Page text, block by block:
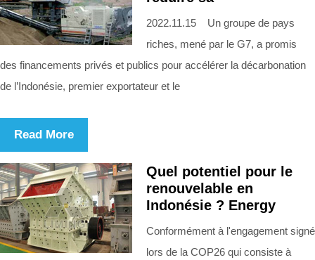
2022.11.15 Un groupe de pays
riches, mené par le G7, a promis
des financements privés et publics pour accélérer la décarbonation
de l’Indonésie, premier exportateur et le
Read More
Quel potentiel pour le
renouvelable en
Indonésie ? Energy
Conformément à l'engagement signé
lors de la COP26 qui consiste à